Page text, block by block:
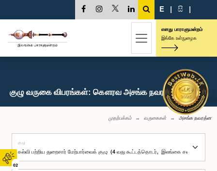
02
E | සි |
எனது பாராளுமன்றம்
இங்கே உள்நுழைக
குழு வருகை விபரங்கள்: கௌரவ அசங்க நவரத்ன, பா.உ.
முதற்பக்கம் வருகைகள் அசங்க நவரத்ன
குழு